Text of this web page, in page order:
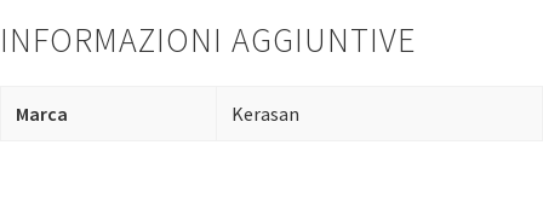
INFORMAZIONI AGGIUNTIVE
Marca Kerasan